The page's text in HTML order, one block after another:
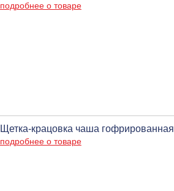
подробнее о товаре
Щетка-крацовка чаша
подробнее о товаре